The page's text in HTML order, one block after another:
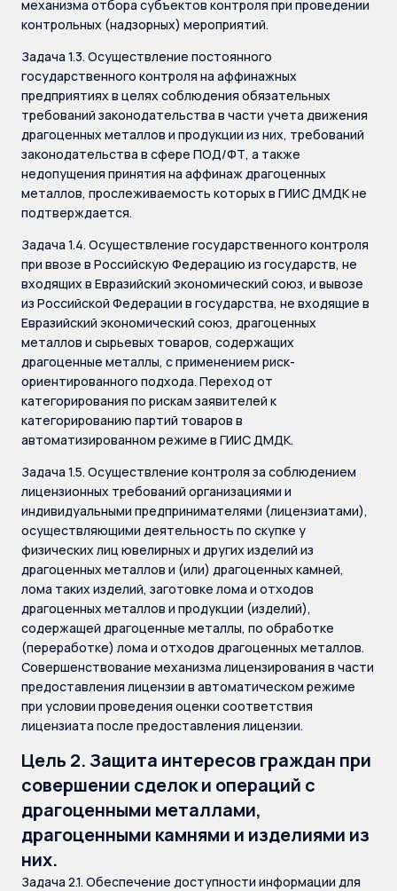
механизма отбора субъектов контроля при проведении
контрольных (надзорных) мероприятий.
Задача 1.3. Осуществление постоянного
государственного контроля на аффинажных
предприятиях в целях соблюдения обязательных
требований законодательства в части учета движения
драгоценных металлов и продукции из них, требований
законодательства в сфере ПОД/ФТ, а также
недопущения принятия на аффинаж драгоценных
металлов, прослеживаемость которых в ГИИС ДМДК не
подтверждается.
Задача 1.4. Осуществление государственного контроля
при ввозе в Российскую Федерацию из государств, не
входящих в Евразийский экономический союз, и вывозе
из Российской Федерации в государства, не входящие в
Евразийский экономический союз, драгоценных
металлов и сырьевых товаров, содержащих
драгоценные металлы, с применением риск-
ориентированного подхода. Переход от
категорирования по рискам заявителей к
категорированию партий товаров в
автоматизированном режиме в ГИИС ДМДК.
Задача 1.5. Осуществление контроля за соблюдением
лицензионных требований организациями и
индивидуальными предпринимателями (лицензиатами),
осуществляющими деятельность по скупке у
физических лиц ювелирных и других изделий из
драгоценных металлов и (или) драгоценных камней,
лома таких изделий, заготовке лома и отходов
драгоценных металлов и продукции (изделий),
содержащей драгоценные металлы, по обработке
(переработке) лома и отходов драгоценных металлов.
Совершенствование механизма лицензирования в части
предоставления лицензии в автоматическом режиме
при условии проведения оценки соответствия
лицензиата после предоставления лицензии.
Цель 2. Защита интересов граждан при
совершении сделок и операций с
драгоценными металлами,
драгоценными камнями и изделиями из
них.
Задача 2.1. Обеспечение доступности информации для